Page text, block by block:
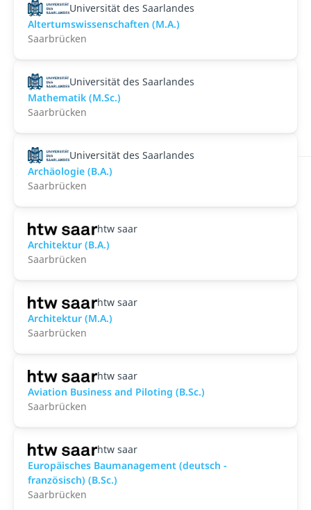
Universität des Saarlandes
Altertumswissenschaften (M.A.)
Saarbrücken
Universität des Saarlandes
Mathematik (M.Sc.)
Saarbrücken
Universität des Saarlandes
Archäologie (B.A.)
Saarbrücken
htw saar
Architektur (B.A.)
Saarbrücken
htw saar
Architektur (M.A.)
Saarbrücken
htw saar
Aviation Business and Piloting (B.Sc.)
Saarbrücken
htw saar
Europäisches Baumanagement (deutsch -
französisch) (B.Sc.)
Saarbrücken